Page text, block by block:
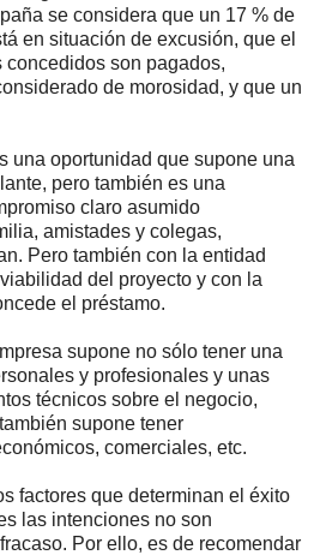
se considera que un 17 % de
en situación de excusión, que el
son pagados,
de morosidad, y que un
una oportunidad que supone una
pero también es una
claro asumido
amistades y colegas,
Pero también con la entidad
del proyecto y con la
el préstamo.
supone no sólo tener una
y profesionales y unas
técnicos sobre el negocio,
supone tener
comerciales, etc.
factores que determinan el éxito
las intenciones no son
Por ello, es de recomendar